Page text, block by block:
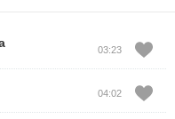
03:23
04:02